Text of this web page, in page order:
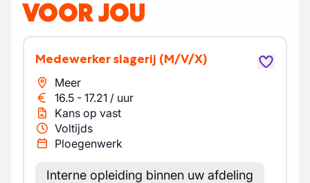
VOOR JOU
Medewerker slagerij (M/V/X)
Meer
16.5 - 17.21 / uur
Kans op vast
Voltijds
Ploegenwerk
Interne opleiding binnen uw afdeling